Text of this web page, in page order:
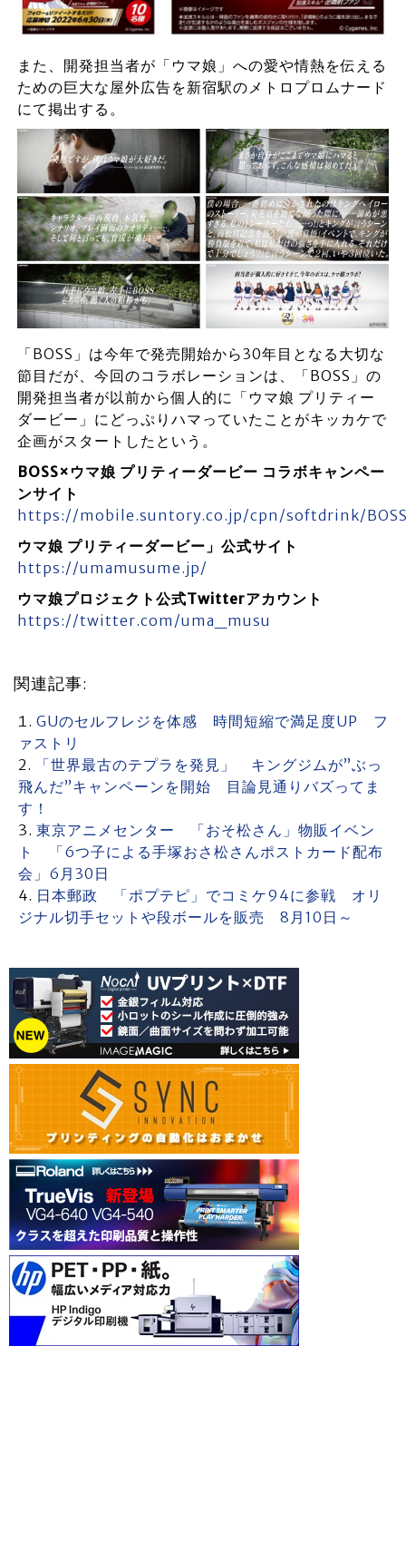
また、開発担当者が「ウマ娘」への愛や情熱を伝える
ための巨大な屋外広告を新宿駅のメトロプロムナード
にて掲出する。
「BOSS」は今年で発売開始から30年目となる大切な
節目だが、今回のコラボレーションは、「BOSS」の
開発担当者が以前から個人的に「ウマ娘 プリティー
ダービー」にどっぷりハマっていたことがキッカケで
企画がスタートしたという。
BOSS×ウマ娘 プリティーダービー コラボキャンペー
ンサイト
https://mobile.suntory.co.jp/cpn/softdrink/
ウマ娘 プリティーダービー」公式サイト
https://umamusume.jp/
ウマ娘プロジェクト公式Twitterアカウント
https://twitter.com/uma_musu
関連記事:
GUのセルフレジを体感 時間短縮で満足度UP フ
ァストリ
「世界最古のテプラを発見」 キングジムが”ぶっ
飛んだ”キャンペーンを開始 目論見通りバズってま
す！
東京アニメセンター 「おそ松さん」物販イベン
ト 「6つ子による手塚おさ松さんポストカード配布
会」6月30日
日本郵政 「ポプテピ」でコミケ94に参戦 オリ
ジナル切手セットや段ボールを販売 8月10日～